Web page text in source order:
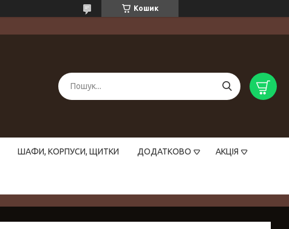
Кошик
ШАФИ, КОРПУСИ, ЩИТКИ ДОДАТКОВО АКЦІЯ